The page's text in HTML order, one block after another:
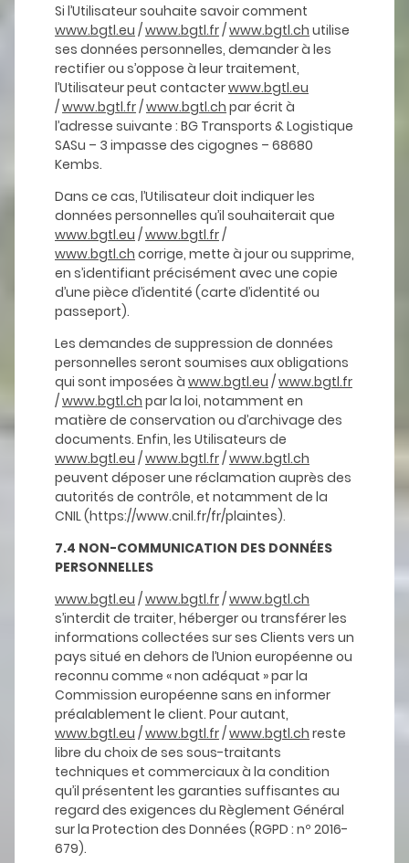
Si l’Utilisateur souhaite savoir comment
www.bgtl.eu /www.bgtl.fr/www.bgtl.ch utilise
ses données personnelles, demander à les
rectifier ou s’oppose à leur traitement,
l’Utilisateur peut contacterwww.bgtl.eu
/www.bgtl.fr/www.bgtl.ch par écrit à
l’adresse suivante : BG Transports & Logistique
SASu – 3 impasse des cigognes – 68680
Kembs.
Dans ce cas, l’Utilisateur doit indiquer les
données personnelles qu’il souhaiterait que
www.bgtl.eu /www.bgtl.fr/
www.bgtl.ch corrige, mette à jour ou supprime,
en s’identifiant précisément avec une copie
d’une pièce d’identité (carte d’identité ou
passeport).
Les demandes de suppression de données
personnelles seront soumises aux obligations
qui sont imposées à www.bgtl.eu /www.bgtl.fr
/www.bgtl.ch par la loi, notamment en
matière de conservation ou d’archivage des
documents. Enfin, les Utilisateurs de
www.bgtl.eu /www.bgtl.fr/www.bgtl.ch
peuvent déposer une réclamation auprès des
autorités de contrôle, et notamment de la
CNIL (https://www.cnil.fr/fr/plaintes).
7.4 NON-COMMUNICATION DES DONNÉES
PERSONNELLES
www.bgtl.eu /www.bgtl.fr/www.bgtl.ch
s’interdit de traiter, héberger ou transférer les
informations collectées sur ses Clients vers un
pays situé en dehors de l’Union européenne ou
reconnu comme « non adéquat » par la
Commission européenne sans en informer
préalablement le client. Pour autant,
www.bgtl.eu /www.bgtl.fr/www.bgtl.ch reste
libre du choix de ses sous-traitants
techniques et commerciaux à la condition
qu’il présentent les garanties suffisantes au
regard des exigences du Règlement Général
sur la Protection des Données (RGPD : nº 2016-
679).